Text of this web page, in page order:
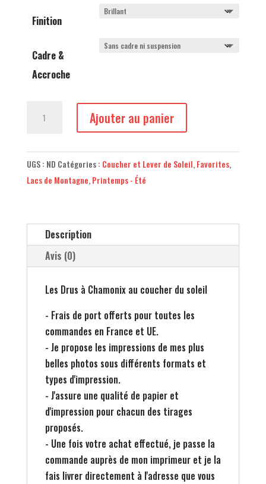
Finition
Cadre &
Accroche
Drus
à
Chamonix
Ajouter au panier
UGS : ND Catégories : Coucher et Lever de Soleil,Favorites,
Lacs de Montagne,Printemps - Été
Description
Avis (0)
Les Drus à Chamonix au coucher du soleil
- Frais de port offerts pour toutes les
commandes en France et UE.
- Je propose les impressions de mes plus
belles photos sous différents formats et
types d'impression.
- J'assure une qualité de papier et
d'impression pour chacun des tirages
proposés.
- Une fois votre achat effectué, je passe la
commande auprès de mon imprimeur et je la
fais livrer directement à l'adresse que vous